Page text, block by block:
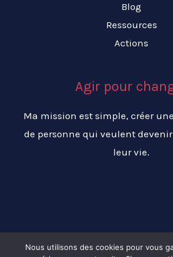
Blog
Ressources
Actions
Agir pour
Ma mission est simple, créer
de personne qui veulent
leur vie.
Nous utilisons des cookies pour vous